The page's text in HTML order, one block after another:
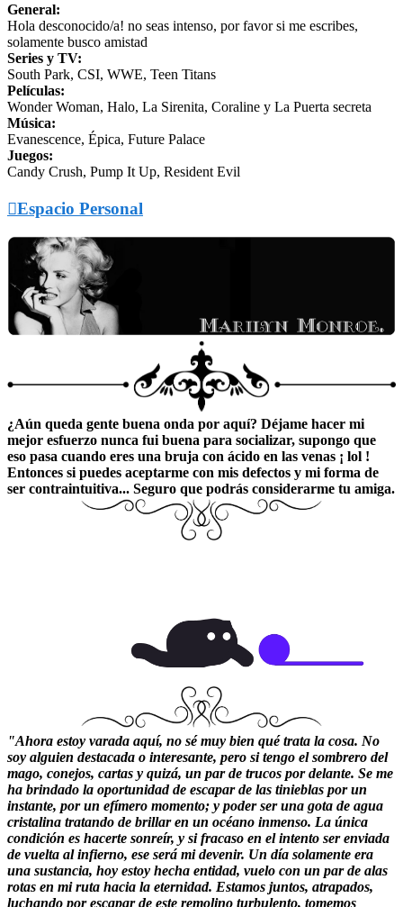
General:
Hola desconocido/a! no seas intenso, por favor si me escribes,
solamente busco amistad
Series y TV:
South Park, CSI, WWE, Teen Titans
Películas:
Wonder Woman, Halo, La Sirenita, Coraline y La Puerta secreta
Música:
Evanescence, Épica, Future Palace
Juegos:
Candy Crush, Pump It Up, Resident Evil
Espacio Personal
¿Aún queda gente buena onda por aquí? Déjame hacer mi
mejor esfuerzo nunca fui buena para socializar, supongo que
eso pasa cuando eres una bruja con ácido en las venas ¡ lol !
Entonces si puedes aceptarme con mis defectos y mi forma de
ser contraintuitiva... Seguro que podrás considerarme tu amiga.
"Ahora estoy varada aquí, no sé muy bien qué trata la cosa. No
soy alguien destacada o interesante, pero si tengo el sombrero del
mago, conejos, cartas y quizá, un par de trucos por delante. Se me
ha brindado la oportunidad de escapar de las tinieblas por un
instante, por un efímero momento; y poder ser una gota de agua
cristalina tratando de brillar en un océano inmenso. La única
condición es hacerte sonreír, y si fracaso en el intento ser enviada
de vuelta al infierno, ese será mi devenir. Un día solamente era
una sustancia, hoy estoy hecha entidad, vuelo con un par de alas
rotas en mi ruta hacia la eternidad. Estamos juntos, atrapados,
luchando por escapar de este remolino turbulento, tomemos